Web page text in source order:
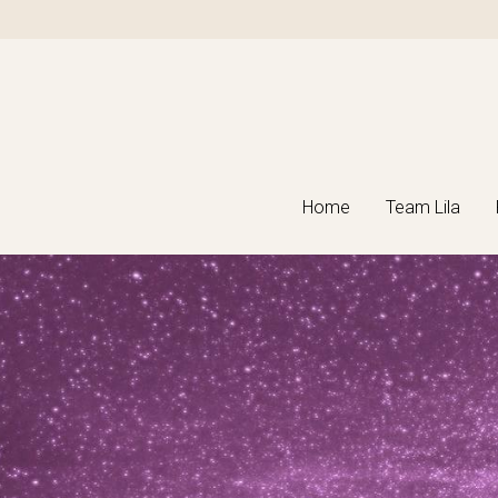
Home Team Lila
Home Team Lila